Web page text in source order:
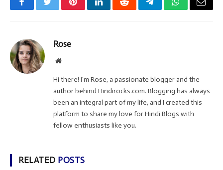
FacebookTwitterPinterestLinkedInRedditTelegramWhatsApp
Email
Rose
Website
Hi there! I'm Rose, a passionate blogger and the
author behind Hindirocks.com. Blogging has always
been an integral part of my life, and I created this
platform to share my love for Hindi Blogs with
fellow enthusiasts like you.
RELATED POSTS